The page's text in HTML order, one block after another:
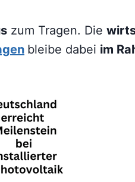
zum Tragen. Die
bleibe dabei im